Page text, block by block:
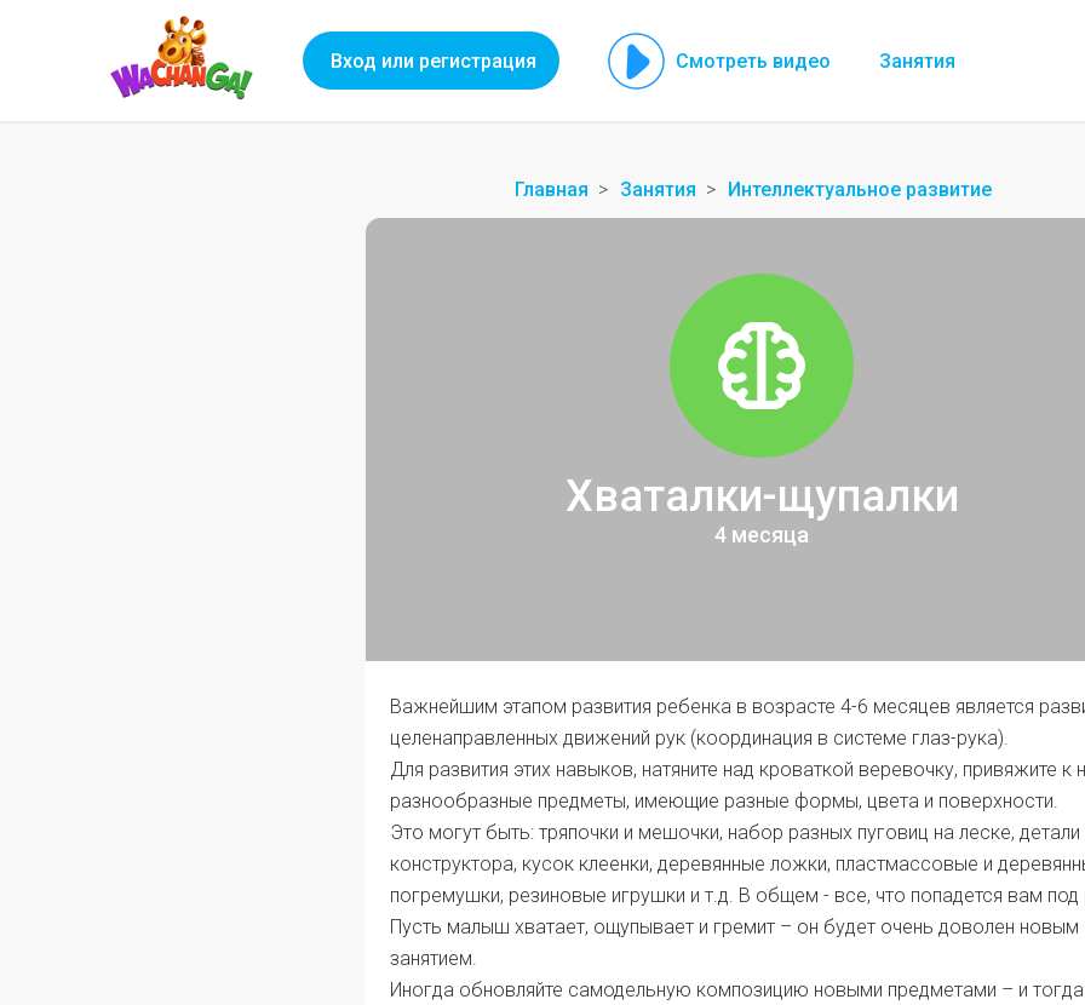
Вход или регистрация Смотреть видео Занятия
Главная Занятия Интеллектуальное развитие
Хваталки-щупалки
4 месяца
Важнейшим этапом развития ребенка в возрасте 4-6 месяцев является
целенаправленных движений рук (координация в системе глаз-рука).
Для развития этих навыков, натяните над кроваткой веревочку, привяжите к
разнообразные предметы, имеющие разные формы, цвета и поверхности.
Это могут быть: тряпочки и мешочки, набор разных пуговиц на леске, детали
конструктора, кусок клеенки, деревянные ложки, пластмассовые и
погремушки, резиновые игрушки и т.д. В общем - все, что попадется вам под
Пусть малыш хватает, ощупывает и гремит – он будет очень доволен новым
занятием.
Иногда обновляйте самодельную композицию новыми предметами – и тогда